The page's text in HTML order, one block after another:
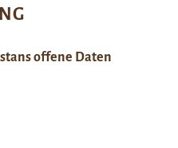
offene Daten